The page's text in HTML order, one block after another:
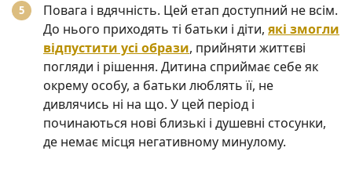
Повага і вдячність. Цей етап доступний не всім.
До нього приходять ті батьки і діти, які змогли
відпустити усі образи, прийняти життєві
погляди і рішення. Дитина сприймає себе як
окрему особу, а батьки люблять її, не
дивлячись ні на що. У цей період і
починаються нові близькі і душевні стосунки,
де немає місця негативному минулому.